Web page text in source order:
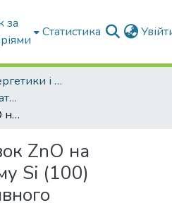
за
Статистика
Факультет Енергетики і комп'ютерних технологій
Кафедра Вища математика та фізика
Отримання плівок ZnO на макропоруватому Si (100) методом реактивного магнетронного розпилення
ZnO на
Si (100)